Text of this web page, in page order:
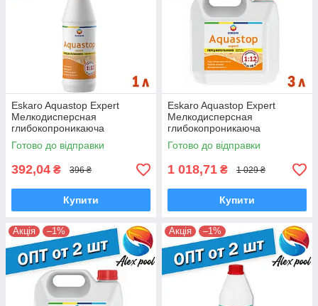
Eskaro Aquastop Expert
Мелкодисперсная
глибокопроникаюча
грунтовка - концентрат 1 л
Готово до відправки
392,04 ₴ 396 ₴
Купити
Eskaro Aquastop Expert
Мелкодисперсная
глибокопроникаюча
грунтовка - концентрат 3 л
Готово до відправки
1 018,71 ₴ 1 029 ₴
Купити
Акція –1% Акція –1%